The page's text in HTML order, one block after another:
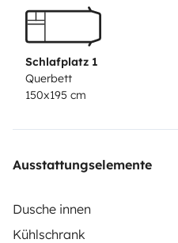
crickets, under a starlit sky.
on our vans.
Schlafplatz 1
Querbett
150x195 cm
Ausstattungselemente
Dusche innen
Kühlschrank